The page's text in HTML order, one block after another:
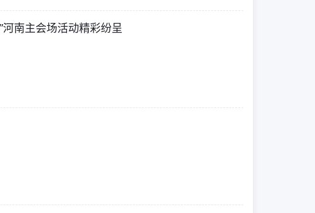
南主会场活动精彩纷呈